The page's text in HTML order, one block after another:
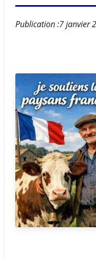
Publication :7 janvier